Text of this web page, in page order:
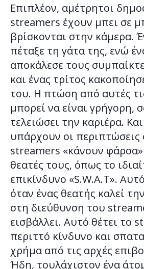
Επιπλέον, αμέτρητοι
streamers έχουν μπει σε
βρίσκονται στην κάμερα.
πέταξε τη γάτα της, ενώ
αποκάλεσε τους
και ένας τρίτος
του. Η πτώση από αυτές
μπορεί να είναι γρήγορη,
τελειώσει την καριέρα.
υπάρχουν οι περιπτώσεις
streamers «κάνουν
θεατές τους, όπως το
επικίνδυνο «S.W.A.T».
όταν ένας θεατής καλεί
στη διεύθυνση του
εισβάλλει. Αυτό θέτει το
περιττό κίνδυνο και
χρήμα από τις αρχές
Ήδη, τουλάχιστον ένα